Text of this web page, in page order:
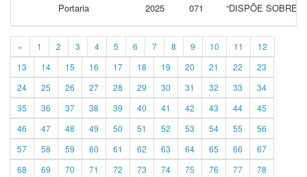
Portaria 2025 071 “DISPÕE SOBRE
« 1 2 3 4 5 6 7 8 9 10 11
12
13
14 15 16 17 18 19 20 21 22
23
24
25 26 27 28 29 30 31 32 33
34
35
36 37 38 39 40 41 42 43 44
45
46
47 48 49 50 51 52 53 54 55
56
57
58 59 60 61 62 63 64 65 66
67
68
69 70 71 72 73 74 75 76 77 78